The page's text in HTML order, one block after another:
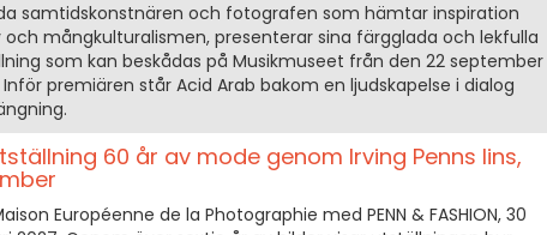
samtidskonstnären och fotografen som hämtar inspiration
mångkulturalismen, presenterar sina färgglada och lekfulla
som kan beskådas på Musikmuseet från den 22 september
premiären står Acid Arab bakom en ljudskapelse i dialog
60 år av mode genom Irving Penns lins,
Européenne de la Photographie med PENN & FASHION, 30